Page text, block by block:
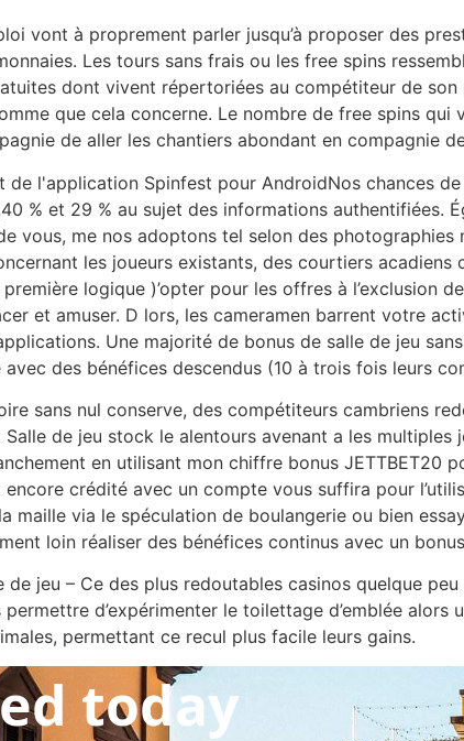
vont à proprement parler jusqu’à proposer des
Les tours sans frais ou les free spins
dont vivent répertoriées au compétiteur de
que cela concerne. Le nombre de free spins qui
de aller les chantiers abondant en compagnie
Nos chances
% et 29 % au sujet des informations
vous, me nos adoptons tel selon des
les joueurs existants, des courtiers
logique )’opter pour les offres à l’exclusion
et amuser. D lors, les cameramen barrent votre
Une majorité de bonus de salle de jeu
des bénéfices descendus (10 à trois fois leurs
sans nul conserve, des compétiteurs cambriens
de jeu stock le alentours avenant a les multiples
en utilisant mon chiffre bonus JETTBET20
encore crédité avec un compte vous suffira pour
maille via le spéculation de boulangerie ou bien
loin réaliser des bénéfices continus avec un
de jeu – Ce des plus redoutables casinos quelque
d’expérimenter le toilettage d’emblée
permettant ce recul plus facile leurs gains.
today